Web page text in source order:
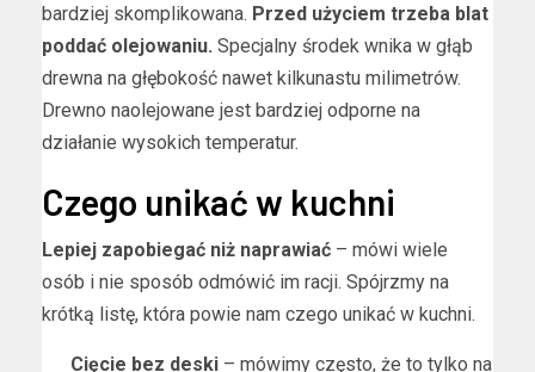
bardziej skomplikowana. Przed użyciem trzeba blat
poddać olejowaniu. Specjalny środek wnika w głąb
drewna na głębokość nawet kilkunastu milimetrów.
Drewno naolejowane jest bardziej odporne na
działanie wysokich temperatur.
Czego unikać w kuchni
Lepiej zapobiegać niż naprawiać – mówi wiele
osób i nie sposób odmówić im racji. Spójrzmy na
krótką listę, która powie nam czego unikać w kuchni.
Cięcie bez deski – mówimy często, że to tylko na